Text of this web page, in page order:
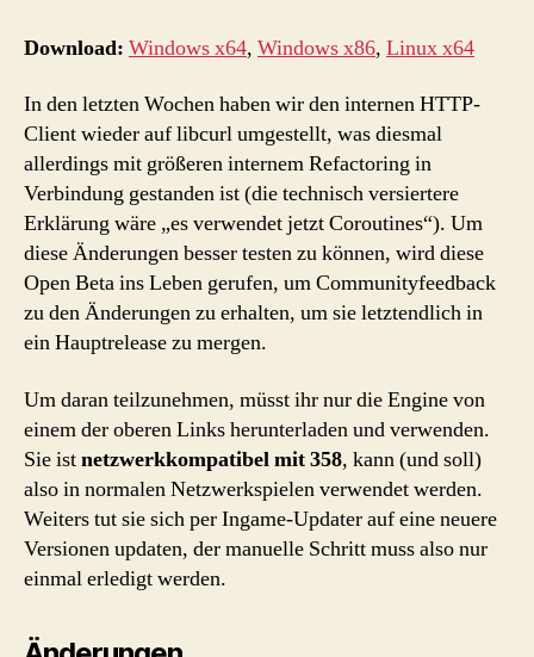
Download: Windows x64, Windows x86, Linux x64
In den letzten Wochen haben wir den internen HTTP-
Client wieder auf libcurl umgestellt, was diesmal
allerdings mit größeren internem Refactoring in
Verbindung gestanden ist (die technisch versiertere
Erklärung wäre „es verwendet jetzt Coroutines“). Um
diese Änderungen besser testen zu können, wird diese
Open Beta ins Leben gerufen, um Communityfeedback
zu den Änderungen zu erhalten, um sie letztendlich in
ein Hauptrelease zu mergen.
Um daran teilzunehmen, müsst ihr nur die Engine von
einem der oberen Links herunterladen und verwenden.
Sie istnetzwerkkompatibel mit 358, kann (und soll)
also in normalen Netzwerkspielen verwendet werden.
Weiters tut sie sich per Ingame-Updater auf eine neuere
Versionen updaten, der manuelle Schritt muss also nur
einmal erledigt werden.